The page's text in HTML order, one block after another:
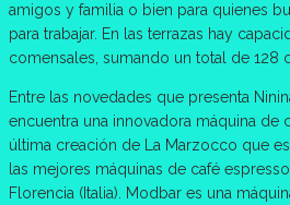
amigos y familia o bien para quienes
para trabajar. En las terrazas hay
comensales, sumando un total de 128
Entre las novedades que presenta
encuentra una innovadora máquina de
última creación de La Marzocco que
las mejores máquinas de café
Florencia (Italia). Modbar es una